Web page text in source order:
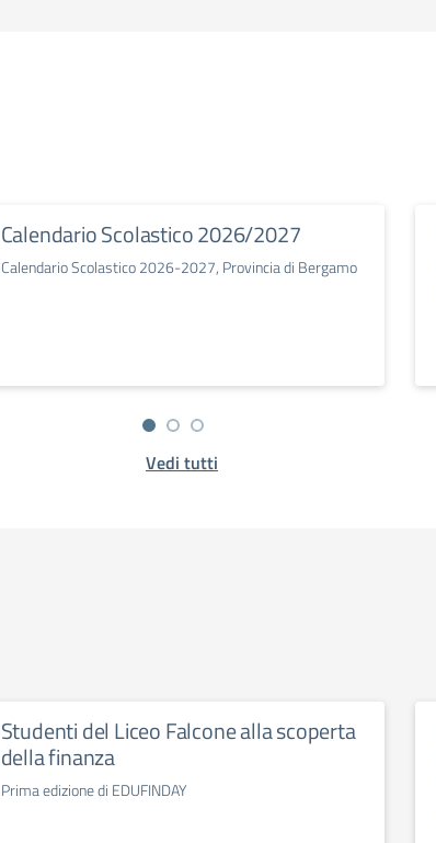
Calendario Scolastico 2026/2027
Calendario Scolastico 2026-2027, Provincia di Bergamo
Vedi tutti
Studenti del Liceo Falcone alla scoperta
della finanza
Prima edizione di EDUFINDAY